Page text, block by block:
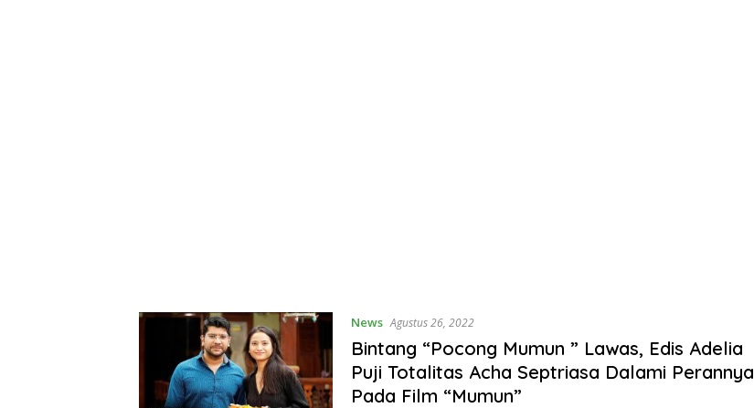
News Agustus 26, 2022
Bintang “Pocong Mumun ” Lawas, Edis Adelia
Puji Totalitas Acha Septriasa Dalami Perannya
Pada Film “Mumun”